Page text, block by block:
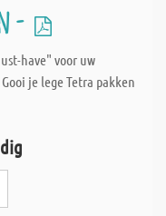
-
have" voor uw
je lege Tetra pakken